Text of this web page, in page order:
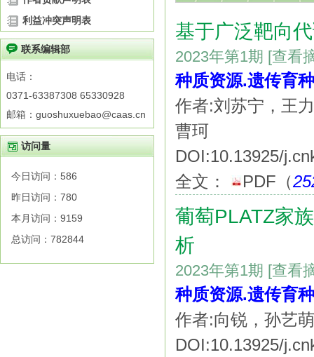
利益冲突声明表
联系编辑部
电话：
0371-63387308 65330928
邮箱：guoshuxuebao@caas.cn
访问量
今日访问： 586
昨日访问： 780
本月访问： 9159
总访问： 782844
基于广泛靶向
2023年第1期 [查看
种质资源.遗传育
作者:刘苏宁，王
曹珂
DOI:10.13925/
全文：
PDF （
葡萄PLATZ家
析
2023年第1期 [查看
种质资源.遗传育
作者:向锐，孙艺
DOI:10.13925/